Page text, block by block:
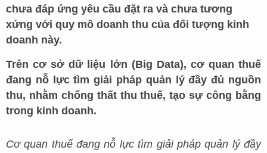
chưa đáp ứng yêu cầu đặt ra và chưa tương
xứng với quy mô doanh thu của đối tượng kinh
doanh này.
Trên cơ sở dữ liệu lớn (Big Data), cơ quan thuế
đang nỗ lực tìm giải pháp quản lý đầy đủ nguồn
thu, nhằm chống thất thu thuế, tạo sự công bằng
trong kinh doanh.
Cơ quan thuế đang nỗ lực tìm giải pháp quản lý đầy